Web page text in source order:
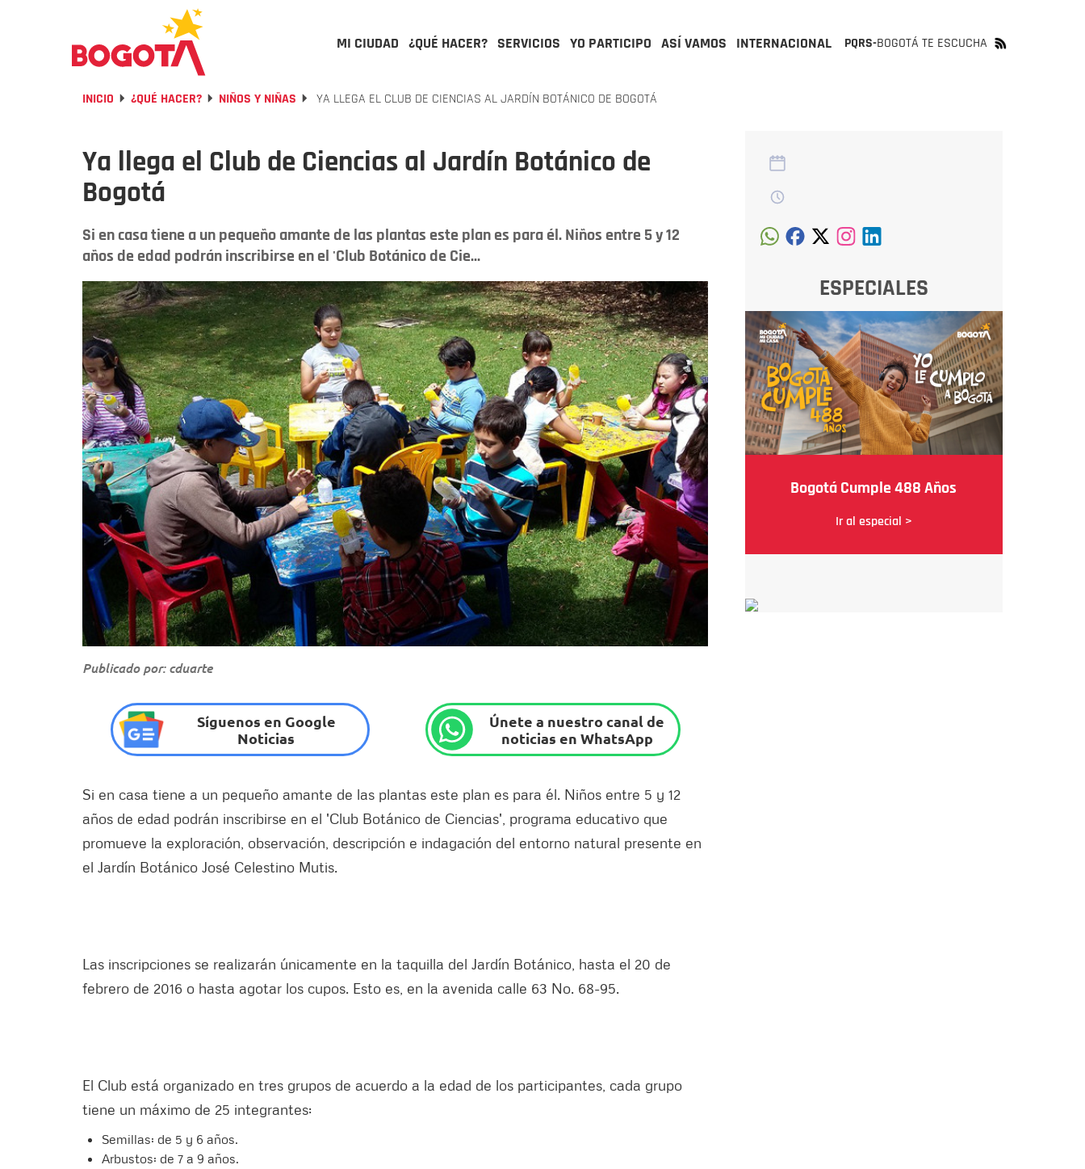
MI CIUDAD ¿QUÉ HACER? SERVICIOS YO PARTICIPO ASÍ VAMOS INTERNACIONAL PQRS-BOGOTÁ TE ESCUCHA
INICIO ¿QUÉ HACER? NIÑOS Y NIÑAS YA LLEGA EL CLUB DE CIENCIAS AL JARDÍN BOTÁNICO DE BOGOTÁ
Ya llega el Club de Ciencias al Jardín Botánico de
Bogotá
Si en casa tiene a un pequeño amante de las plantas este plan es para él. Niños entre 5 y 12
años de edad podrán inscribirse en el 'Club Botánico de Cie...
Publicado por: cduarte
Síguenos en Google
Noticias
Únete a nuestro canal de
noticias en WhatsApp
Si en casa tiene a un pequeño amante de las plantas este plan es para él. Niños entre 5 y 12
años de edad podrán inscribirse en el 'Club Botánico de Ciencias', programa educativo que
promueve la exploración, observación, descripción e indagación del entorno natural presente en
el Jardín Botánico José Celestino Mutis.
Las inscripciones se realizarán únicamente en la taquilla del Jardín Botánico, hasta el 20 de
febrero de 2016 o hasta agotar los cupos. Esto es, en la avenida calle 63 No. 68-95.
El Club está organizado en tres grupos de acuerdo a la edad de los participantes, cada grupo
tiene un máximo de 25 integrantes:
Semillas: de 5 y 6 años.
Arbustos: de 7 a 9 años.
ESPECIALES
Bogotá Cumple 488 Años
Ir al especial >